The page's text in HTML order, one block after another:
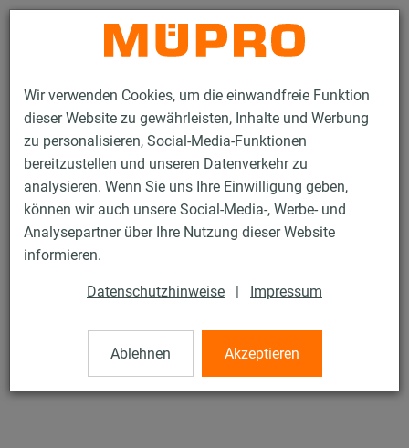
Wir verwenden Cookies, um die einwandfreie Funktion
dieser Website zu gewährleisten, Inhalte und Werbung
zu personalisieren, Social-Media-Funktionen
bereitzustellen und unseren Datenverkehr zu
analysieren. Wenn Sie uns Ihre Einwilligung geben,
können wir auch unsere Social-Media-, Werbe- und
Analysepartner über Ihre Nutzung dieser Website
informieren.
Datenschutzhinweise | Impressum
Ablehnen Akzeptieren
Kontakt
Produkte Befestigungstechnik
Edelstahlprodukte
Edelstahl-Rohrschellen
Rohrschellen DIN 3567
Rohrschellen DIN 3567
V2A Rohrschelle, DIN 3567, Form A, 407 mm